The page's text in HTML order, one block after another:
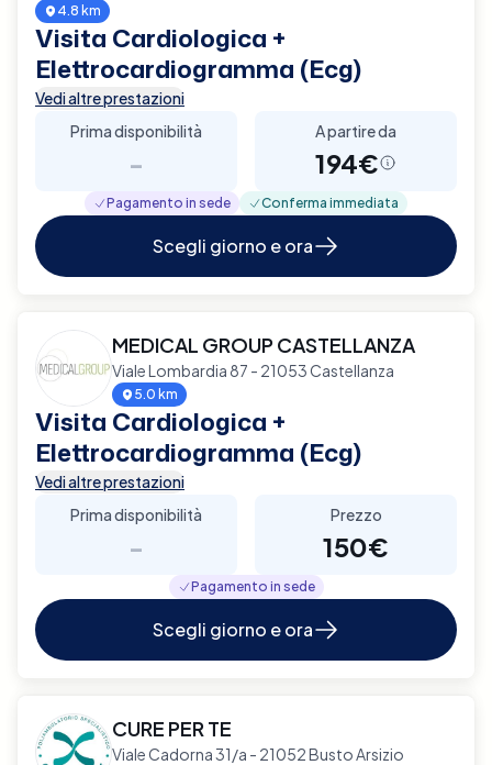
4.8 km
Visita Cardiologica +
Elettrocardiogramma (Ecg)
Vedi altre prestazioni
Prima disponibilità
-
A partire da
194€
Pagamento in sede Conferma immediata
Scegli giorno e ora
MEDICAL GROUP CASTELLANZA
Viale Lombardia 87 - 21053 Castellanza
5.0 km
Visita Cardiologica +
Elettrocardiogramma (Ecg)
Vedi altre prestazioni
Prima disponibilità
-
Prezzo
150€
Pagamento in sede
Scegli giorno e ora
CURE PER TE
Viale Cadorna 31/a - 21052 Busto Arsizio